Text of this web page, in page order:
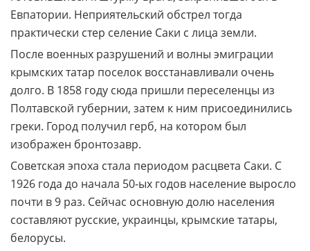
Евпатории. Неприятельский обстрел тогда
практически стер селение Саки с лица земли.
После военных разрушений и волны эмиграции
крымских татар поселок восстанавливали очень
долго. В 1858 году сюда пришли переселенцы из
Полтавской губернии, затем к ним присоединились
греки. Город получил герб, на котором был
изображен бронтозавр.
Советская эпоха стала периодом расцвета Саки. С
1926 года до начала 50-ых годов население выросло
почти в 9 раз. Сейчас основную долю населения
составляют русские, украинцы, крымские татары,
белорусы.